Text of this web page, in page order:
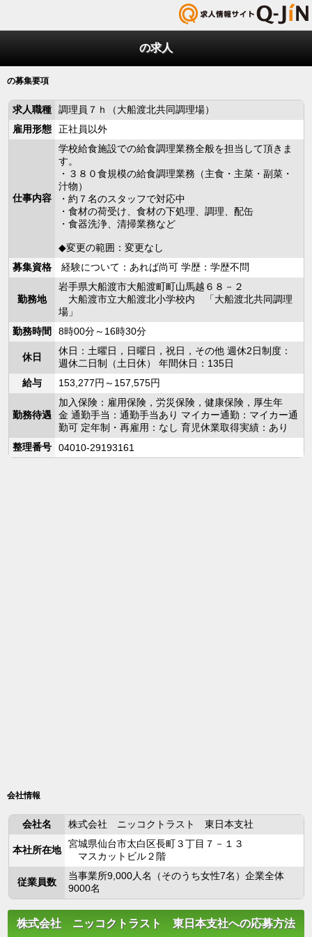
の求人
の募集要項
求人職種
調理員７ｈ（大船渡北共同調理場）
雇用形態
正社員以外
仕事内容
学校給食施設での給食調理業務全般を担当して頂きま
す。
・３８０食規模の給食調理業務（主食・主菜・副菜・
汁物）
・約７名のスタッフで対応中
・食材の荷受け、食材の下処理、調理、配缶
・食器洗浄、清掃業務など
◆変更の範囲：変更なし
募集資格
経験について：あれば尚可 学歴：学歴不問
勤務地
岩手県大船渡市大船渡町町山馬越６８－２
大船渡市立大船渡北小学校内 「大船渡北共同調理
場」
勤務時間
8時00分～16時30分
休日
休日：土曜日，日曜日，祝日，その他 週休2日制度：
週休二日制（土日休） 年間休日：135日
給与
153,277円～157,575円
勤務待遇
加入保険：雇用保険，労災保険，健康保険，厚生年
金 通勤手当：通勤手当あり マイカー通勤：マイカー通
勤可 定年制・再雇用：なし 育児休業取得実績：あり
整理番号
04010-29193161
会社情報
会社名 株式会社 ニッコクトラスト 東日本支社
本社所在地
宮城県仙台市太白区長町３丁目７－１３
マスカットビル２階
従業員数
当事業所9,000人名（そのうち女性7名）企業全体
9000名
株式会社 ニッコクトラスト 東日本支社への応募方法